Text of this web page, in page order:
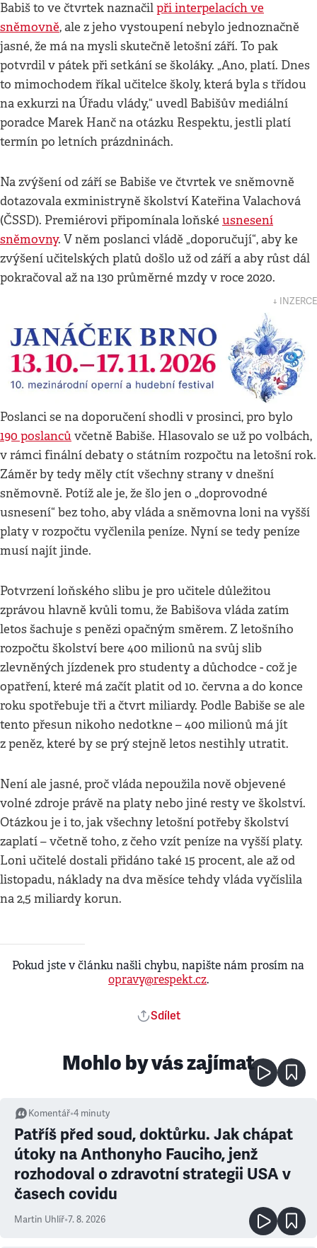
Babiš to ve čtvrtek naznačilpři interpelacích ve
sněmovně, ale z jeho vystoupení nebylo jednoznačně
jasné, že má na mysli skutečně letošní září. To pak
potvrdil v pátek při setkání se školáky. „Ano, platí. Dnes
to mimochodem říkal učitelce školy, která byla s třídou
na exkurzi na Úřadu vlády,“ uvedl Babišův mediální
poradce Marek Hanč na otázku Respektu, jestli platí
termín po letních prázdninách.
Na zvýšení od září se Babiše ve čtvrtek ve sněmovně
dotazovala exministryně školství Kateřina Valachová
(ČSSD). Premiérovi připomínala loňské usnesení
sněmovny. V něm poslanci vládě „doporučují“, aby ke
zvýšení učitelských platů došlo už od září a aby růst dál
pokračoval až na 130 průměrné mzdy v roce 2020.
↓ INZERCE
Poslanci se na doporučení shodli v prosinci, pro bylo
190 poslanců včetně Babiše. Hlasovalo se už po volbách,
v rámci finální debaty o státním rozpočtu na letošní rok.
Záměr by tedy měly ctít všechny strany v dnešní
sněmovně. Potíž ale je, že šlo jen o „doprovodné
usnesení“ bez toho, aby vláda a sněmovna loni na vyšší
platy v rozpočtu vyčlenila peníze. Nyní se tedy peníze
musí najít jinde.
Potvrzení loňského slibu je pro učitele důležitou
zprávou hlavně kvůli tomu, že Babišova vláda zatím
letos šachuje s penězi opačným směrem. Z letošního
rozpočtu školství bere 400 milionů na svůj slib
zlevněných jízdenek pro studenty a důchodce - což je
opatření, které má začít platit od 10. června a do konce
roku spotřebuje tři a čtvrt miliardy. Podle Babiše se ale
tento přesun nikoho nedotkne – 400 milionů má jít
z peněz, které by se prý stejně letos nestihly utratit.
Není ale jasné, proč vláda nepoužila nově objevené
volné zdroje právě na platy nebo jiné resty ve školství.
Otázkou je i to, jak všechny letošní potřeby školství
zaplatí – včetně toho, z čeho vzít peníze na vyšší platy.
Loni učitelé dostali přidáno také 15 procent, ale až od
listopadu, náklady na dva měsíce tehdy vláda vyčíslila
na 2,5 miliardy korun.
Pokud jste v článku našli chybu, napište nám prosím na
opravy@respekt.cz.
Sdílet
Mohlo by vás zajímat
Komentář•4 minuty
Patříš před soud, doktůrku. Jak chápat
útoky na Anthonyho Fauciho, jenž
rozhodoval o zdravotní strategii USA v
časech covidu
Martin Uhlíř•7. 8. 2026